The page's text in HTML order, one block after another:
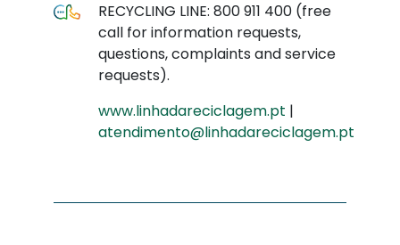
RECYCLING LINE: 800 911 400 (free
call for information requests,
questions, complaints and service
requests).
www.linhadareciclagem.pt |
atendimento@linhadareciclagem.pt